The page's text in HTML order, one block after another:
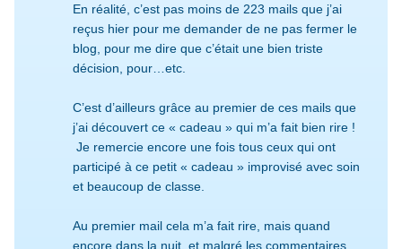
En réalité, c’est pas moins de 223 mails que j’ai
reçus hier pour me demander de ne pas fermer le
blog, pour me dire que c’était une bien triste
décision, pour…etc.
C’est d’ailleurs grâce au premier de ces mails que
j’ai découvert ce « cadeau » qui m’a fait bien rire !
Je remercie encore une fois tous ceux qui ont
participé à ce petit « cadeau » improvisé avec soin
et beaucoup de classe.
Au premier mail cela m’a fait rire, mais quand
encore dans la nuit, et malgré les commentaires